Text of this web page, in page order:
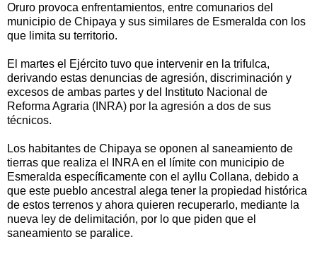
Oruro provoca enfrentamientos, entre comunarios del
municipio de Chipaya y sus similares de Esmeralda con los
que limita su territorio.
El martes el Ejército tuvo que intervenir en la trifulca,
derivando estas denuncias de agresión, discriminación y
excesos de ambas partes y del Instituto Nacional de
Reforma Agraria (INRA) por la agresión a dos de sus
técnicos.
Los habitantes de Chipaya se oponen al saneamiento de
tierras que realiza el INRA en el límite con municipio de
Esmeralda específicamente con el ayllu Collana, debido a
que este pueblo ancestral alega tener la propiedad histórica
de estos terrenos y ahora quieren recuperarlo, mediante la
nueva ley de delimitación, por lo que piden que el
saneamiento se paralice.